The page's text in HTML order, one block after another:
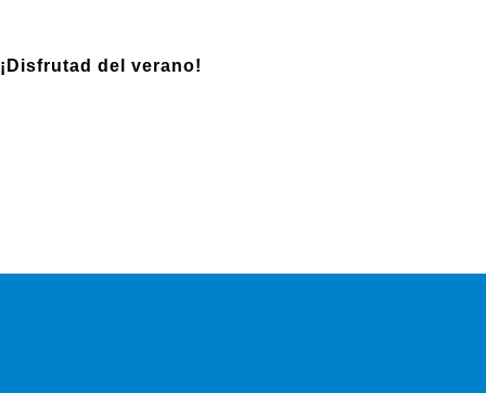
¡Disfrutad del verano!